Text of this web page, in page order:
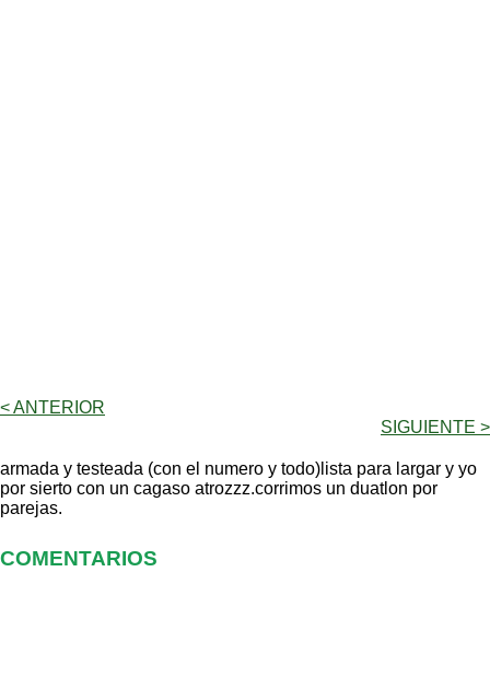
< ANTERIOR
SIGUIENTE >
armada y testeada (con el numero y todo)lista para largar y yo
por sierto con un cagaso atrozzz.corrimos un duatlon por
parejas.
COMENTARIOS